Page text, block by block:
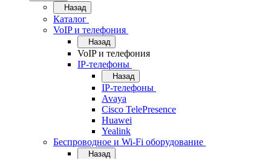
Назад
Каталог
VoIP и телефония
Назад
VoIP и телефония
IP-телефоны
Назад
IP-телефоны
Avaya
Cisco TelePresence
Huawei
Yealink
Беспроводное и Wi-Fi оборудование
Назад